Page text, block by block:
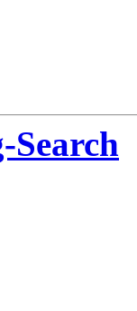
Search